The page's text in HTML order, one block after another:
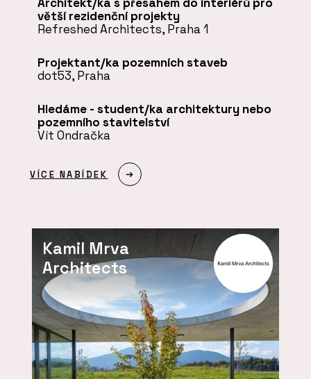
větší rezidenční projekty
Refreshed Architects, Praha 1
Projektant/ka pozemních staveb
dot53, Praha
Hledáme - student/ka architektury nebo
pozemního stavitelství
Vít Ondračka
VÍCE NABÍDEK
Kamil Mrva
Architects